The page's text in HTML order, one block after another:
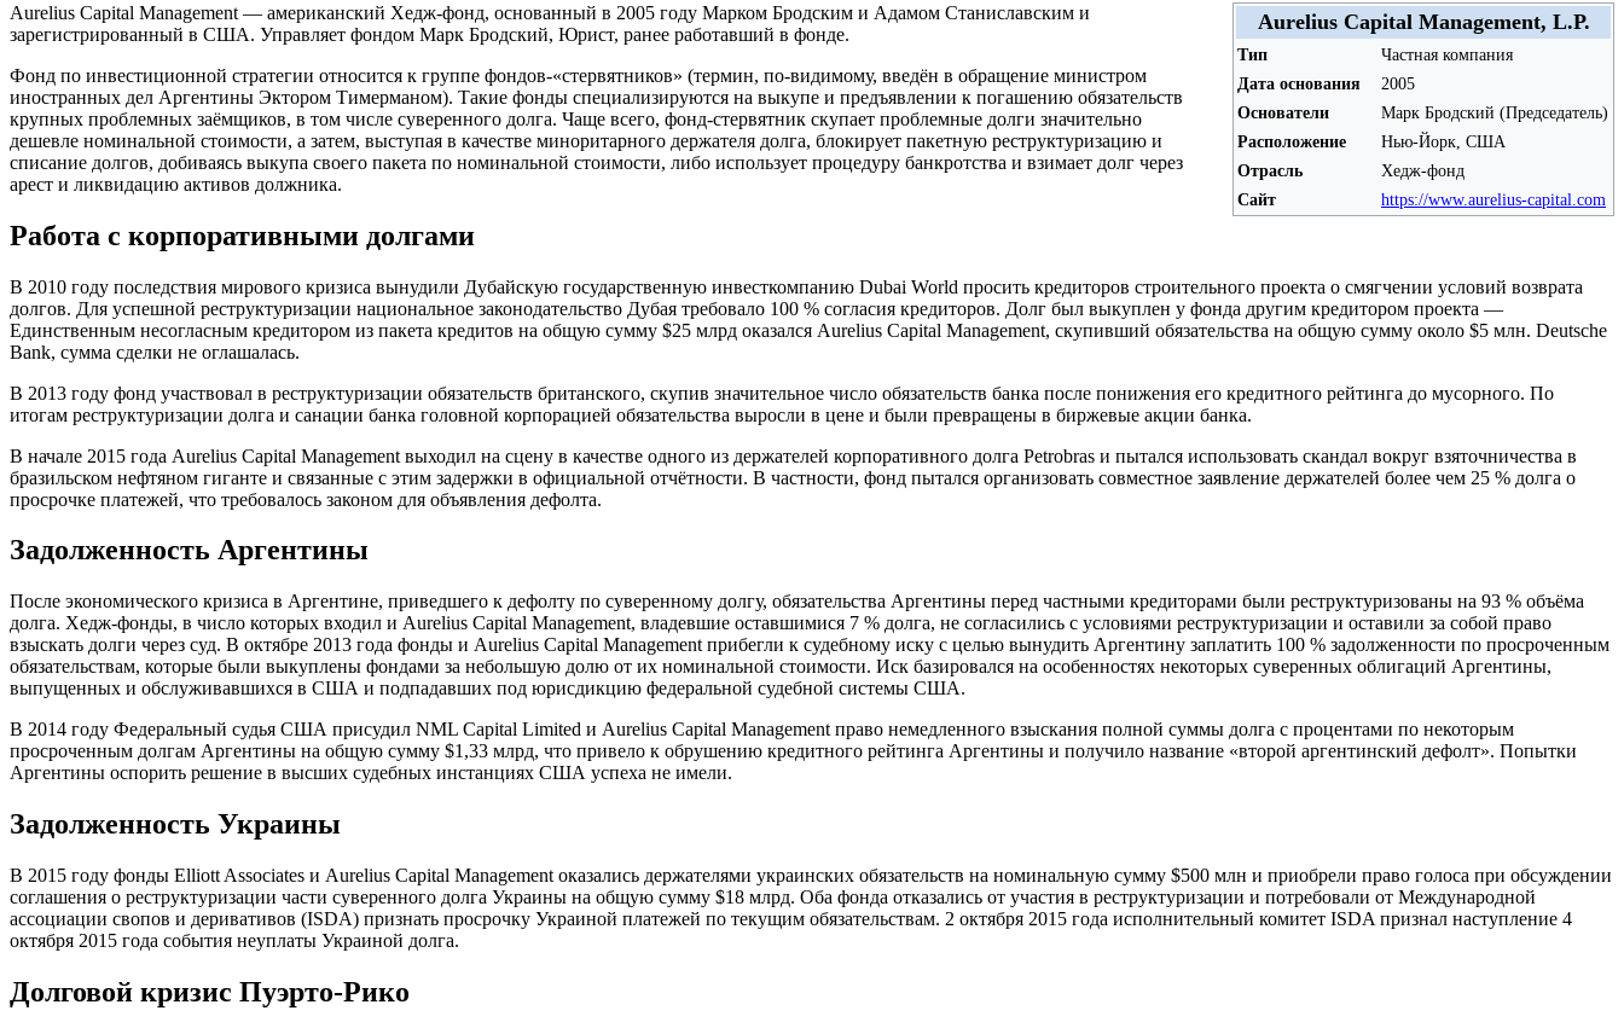
Aurelius Capital Management, L.P.
Тип
Частная компания
Дата основания
2005
Основатели
Марк Бродский (Председатель)
Расположение
Нью-Йорк, США
Отрасль
Хедж-фонд
Сайт
https://www.aurelius-capital.com
Aurelius Capital Management — американский Хедж-фонд, основанный в 2005 году Марком Бродским и Адамом Станиславским и
зарегистрированный в США. Управляет фондом Марк Бродский, Юрист, ранее работавший в фонде.
Фонд по инвестиционной стратегии относится к группе фондов-«стервятников» (термин, по-видимому, введён в обращение министром
иностранных дел Аргентины Эктором Тимерманом). Такие фонды специализируются на выкупе и предъявлении к погашению обязательств
крупных проблемных заёмщиков, в том числе суверенного долга. Чаще всего, фонд-стервятник скупает проблемные долги значительно
дешевле номинальной стоимости, а затем, выступая в качестве миноритарного держателя долга, блокирует пакетную реструктуризацию и
списание долгов, добиваясь выкупа своего пакета по номинальной стоимости, либо использует процедуру банкротства и взимает долг через
арест и ликвидацию активов должника.
Работа с корпоративными долгами
В 2010 году последствия мирового кризиса вынудили Дубайскую государственную инвесткомпанию Dubai World просить кредиторов строительного проекта о смягчении условий возврата
долгов. Для успешной реструктуризации национальное законодательство Дубая требовало 100 % согласия кредиторов. Долг был выкуплен у фонда другим кредитором проекта —
Единственным несогласным кредитором из пакета кредитов на общую сумму $25 млрд оказался Aurelius Capital Management, скупивший обязательства на общую сумму около $5 млн. Deutsche
Bank, сумма сделки не оглашалась.
В 2013 году фонд участвовал в реструктуризации обязательств британского, скупив значительное число обязательств банка после понижения его кредитного рейтинга до мусорного. По
итогам реструктуризации долга и санации банка головной корпорацией обязательства выросли в цене и были превращены в биржевые акции банка.
В начале 2015 года Aurelius Capital Management выходил на сцену в качестве одного из держателей корпоративного долга Petrobras и пытался использовать скандал вокруг взяточничества в
бразильском нефтяном гиганте и связанные с этим задержки в официальной отчётности. В частности, фонд пытался организовать совместное заявление держателей более чем 25 % долга о
просрочке платежей, что требовалось законом для объявления дефолта.
Задолженность Аргентины
После экономического кризиса в Аргентине, приведшего к дефолту по суверенному долгу, обязательства Аргентины перед частными кредиторами были реструктуризованы на 93 % объёма
долга. Хедж-фонды, в число которых входил и Aurelius Capital Management, владевшие оставшимися 7 % долга, не согласились с условиями реструктуризации и оставили за собой право
взыскать долги через суд. В октябре 2013 года фонды и Aurelius Capital Management прибегли к судебному иску с целью вынудить Аргентину заплатить 100 % задолженности по просроченным
обязательствам, которые были выкуплены фондами за небольшую долю от их номинальной стоимости. Иск базировался на особенностях некоторых суверенных облигаций Аргентины,
выпущенных и обслуживавшихся в США и подпадавших под юрисдикцию федеральной судебной системы США.
В 2014 году Федеральный судья США присудил NML Capital Limited и Aurelius Capital Management право немедленного взыскания полной суммы долга с процентами по некоторым
просроченным долгам Аргентины на общую сумму $1,33 млрд, что привело к обрушению кредитного рейтинга Аргентины и получило название «второй аргентинский дефолт». Попытки
Аргентины оспорить решение в высших судебных инстанциях США успеха не имели.
Задолженность Украины
В 2015 году фонды Elliott Associates и Aurelius Capital Management оказались держателями украинских обязательств на номинальную сумму $500 млн и приобрели право голоса при обсуждении
соглашения о реструктуризации части суверенного долга Украины на общую сумму $18 млрд. Оба фонда отказались от участия в реструктуризации и потребовали от Международной
ассоциации свопов и деривативов (ISDA) признать просрочку Украиной платежей по текущим обязательствам. 2 октября 2015 года исполнительный комитет ISDA признал наступление 4
октября 2015 года события неуплаты Украиной долга.
Долговой кризис Пуэрто-Рико